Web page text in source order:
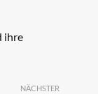
ihre
NÄCHSTER